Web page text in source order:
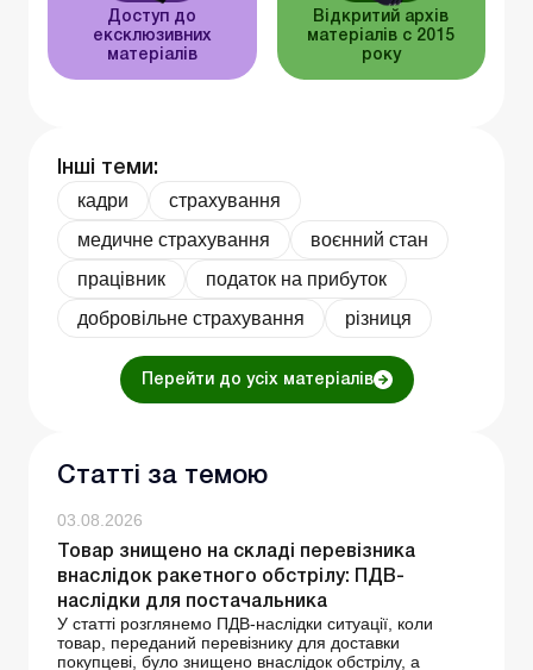
Доступ до
ексклюзивних
матеріалів
Відкритий архів
матеріалів c 2015
року
Інші теми:
кадри
страхування
медичне страхування
воєнний стан
працівник
податок на прибуток
добровільне страхування
різниця
Перейти до усіх матеріалів
Статті за темою
03.08.2026
Товар знищено на складі перевізника
внаслідок ракетного обстрілу: ПДВ-
наслідки для постачальника
У статті розглянемо ПДВ-наслідки ситуації, коли
товар, переданий перевізнику для доставки
покупцеві, було знищено внаслідок обстрілу, а